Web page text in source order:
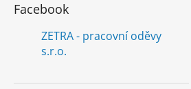
Facebook
ZETRA - pracovní oděvy
s.r.o.